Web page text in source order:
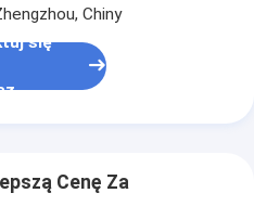
Chiny
się
Cenę Za